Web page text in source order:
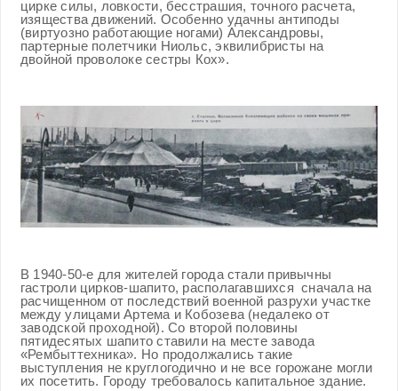
цирке силы, ловкости, бесстрашия, точного расчета,
изящества движений. Особенно удачны антиподы
(виртуозно работающие ногами) Александровы,
партерные полетчики Ниольс, эквилибристы на
двойной проволоке сестры Кох».
В 1940-50-е для жителей города стали привычны
гастроли цирков-шапито, располагавшихся сначала на
расчищенном от последствий военной разрухи участке
между улицами Артема и Кобозева (недалеко от
заводской проходной). Со второй половины
пятидесятых шапито ставили на месте завода
«Рембыттехника». Но продолжались такие
выступления не круглогодично и не все горожане могли
их посетить. Городу требовалось капитальное здание.